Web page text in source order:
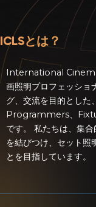
ICLSとは？
International
画照明プロフェッショ
グ、交流を目的とし
Programmers、
です。 私たちは、集
を結びつけ、セット照
とを目指しています。